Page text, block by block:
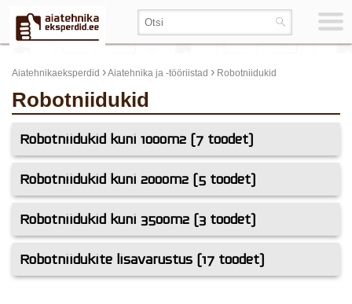
Aiatehnikaeksperdid ›Aiatehnika ja -tööriistad › Robotniidukid
Robotniidukid
Robotniidukid kuni 1000m2 (7 toodet)
Robotniidukid kuni 2000m2 (5 toodet)
Robotniidukid kuni 3500m2 (3 toodet)
Robotniidukite lisavarustus (17 toodet)